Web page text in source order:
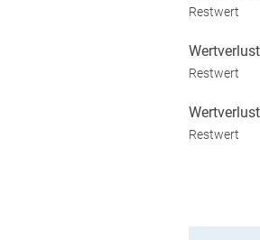
Restwert
Wertverlust
Restwert
Wertverlust
Restwert